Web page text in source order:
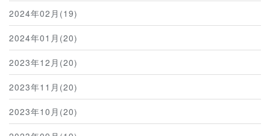
2024年02月(19)
2024年01月(20)
2023年12月(20)
2023年11月(20)
2023年10月(20)